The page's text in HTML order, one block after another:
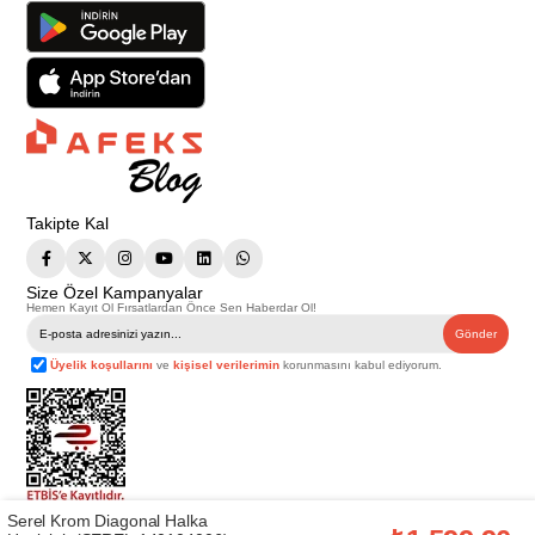
Takipte Kal
Size Özel Kampanyalar
Hemen Kayıt Ol Fırsatlardan Önce Sen Haberdar Ol!
Gönder
Üyelik koşullarını vekişisel verilerimin korunmasını kabul ediyorum.
Telif Hakkı © 2026Afeks Yapı Market . Tüm hakları saklıdır.
Serel Krom Diagonal Halka